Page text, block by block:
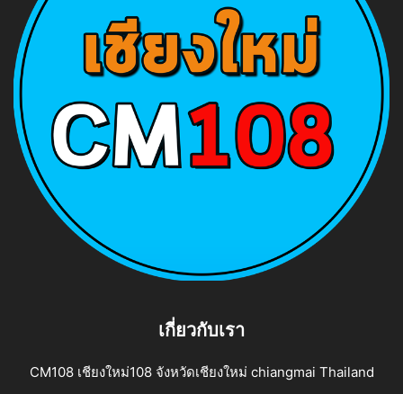
เกี่ยวกับเรา
CM108 เชียงใหม่108 จังหวัดเชียงใหม่ chiangmai Thailand